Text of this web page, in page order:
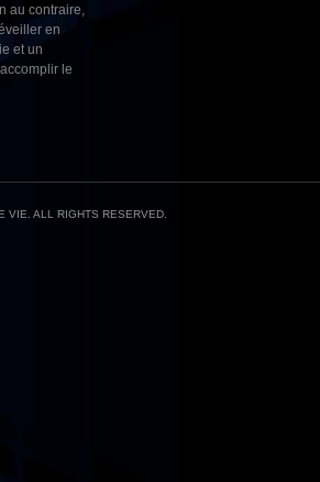
au contraire,
en
et un
le
VIE. ALL RIGHTS RESERVED.